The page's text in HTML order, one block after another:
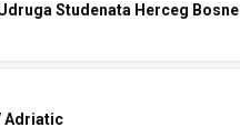
Studenata Herceg Bosne
Adriatic